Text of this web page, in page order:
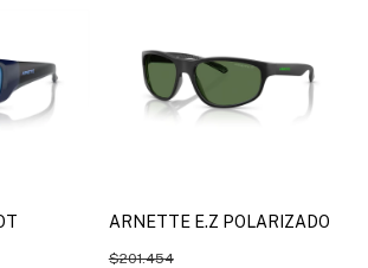
ARNETTE E.Z POLARIZADO
$201.454